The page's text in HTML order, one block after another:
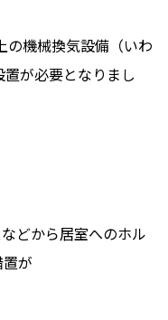
の機械換気設備（いわ
が必要となりまし
どから居室へのホル
が